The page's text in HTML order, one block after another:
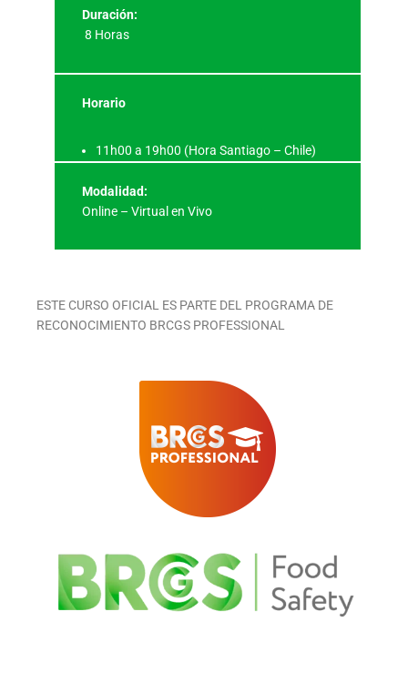
Duración:
8 Horas
Horario
11h00 a 19h00 (Hora Santiago – Chile)
Modalidad:
Online – Virtual en Vivo
ESTE CURSO OFICIAL ES PARTE DEL PROGRAMA DE
RECONOCIMIENTO BRCGS PROFESSIONAL